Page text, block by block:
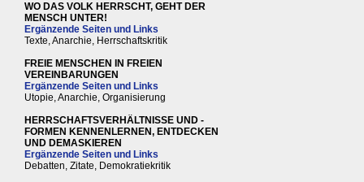
WO DAS VOLK HERRSCHT, GEHT DER
MENSCH UNTER!
Ergänzende Seiten und Links
Texte, Anarchie, Herrschaftskritik
FREIE MENSCHEN IN FREIEN
VEREINBARUNGEN
Ergänzende Seiten und Links
Utopie, Anarchie, Organisierung
HERRSCHAFTSVERHÄLTNISSE UND -
FORMEN KENNENLERNEN, ENTDECKEN
UND DEMASKIEREN
Ergänzende Seiten und Links
Debatten, Zitate, Demokratiekritik